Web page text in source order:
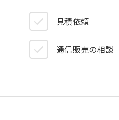
見積依頼
通信販売の相談